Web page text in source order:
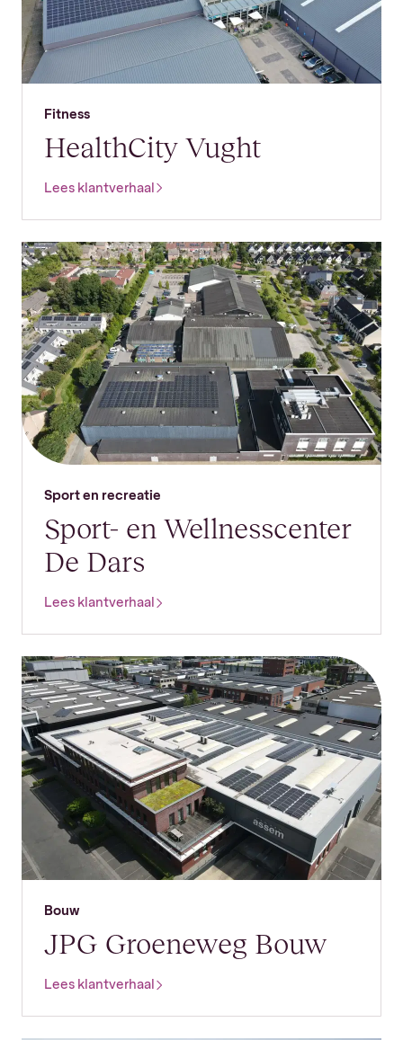
Fitness
HealthCity Vught
Lees klantverhaal
Sport en recreatie
Sport- en Wellnesscenter
De Dars
Lees klantverhaal
Bouw
JPG Groeneweg Bouw
Lees klantverhaal